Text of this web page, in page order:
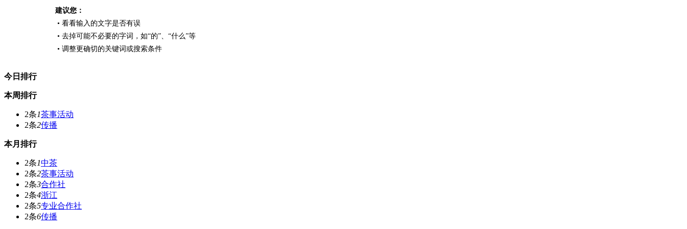
建议您：
• 看看输入的文字是否有误
• 去掉可能不必要的字词，如“的”、“什么”等
• 调整更确切的关键词或搜索条件
今日排行
本周排行
2条1茶事活动
2条2传播
本月排行
2条1中茶
2条2茶事活动
2条3合作社
2条4浙江
2条5专业合作社
2条6传播